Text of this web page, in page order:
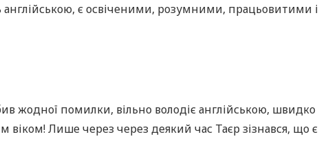
англійською, є освіченими, розумними, працьовитими і
жодної помилки, вільно володіє англійською, швидко
віком! Лише через через деякий час Таєр зізнався, що є